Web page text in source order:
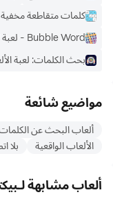
كلمات متقاطعة
Bubble Word - لعبة الدماغ
بحث الكلمات: لعبة
مواضيع شائعة
ألعاب البحث عن
الألعاب الواقعية
بلا
ألعاب مشابهة